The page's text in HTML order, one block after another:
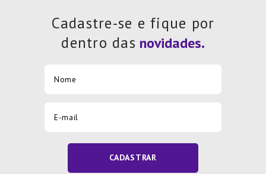
Cadastre-se e fique por
dentro das
CADASTRAR